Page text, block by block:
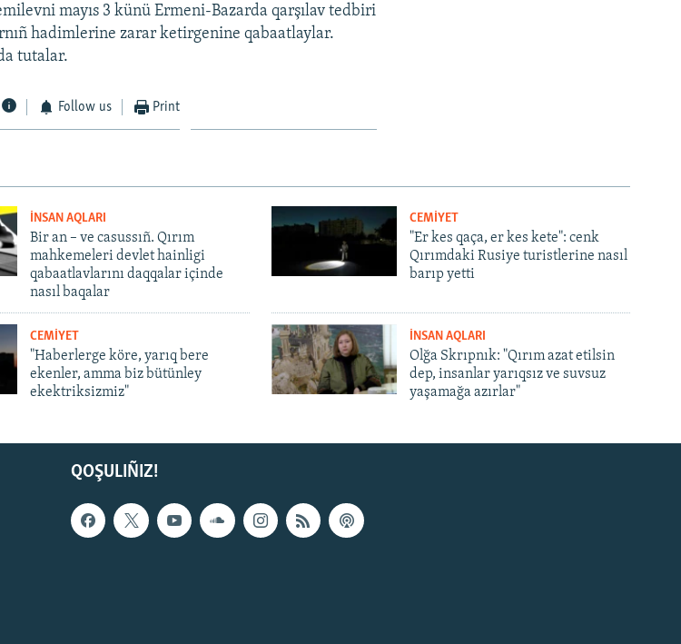
mayıs 3 künü Ermeni-Bazarda qarşılav tedbiri
hadimlerine zarar ketirgenine qabaatlaylar.
tutalar.
Follow us Print
İNSAN AQLARI
Bir an – ve casussıñ. Qırım
mahkemeleri devlet hainligi
qabaatlavlarını daqqalar içinde
nasıl baqalar
CEMİYET
"Er kes qaça, er kes kete": cenk
Qırımdaki Rusiye turistlerine nasıl
barıp yetti
CEMİYET
"Haberlerge köre, yarıq bere
ekenler, amma biz bütünley
ekektriksizmiz"
İNSAN AQLARI
Olğa Skrıpnık: "Qırım azat etilsin
dep, insanlar yarıqsız ve suvsuz
yaşamağa azırlar"
QOŞULIÑIZ!